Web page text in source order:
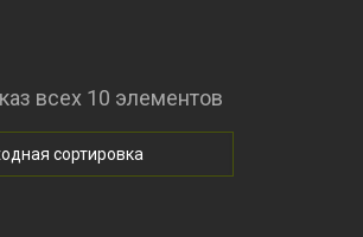
всех 10 элементов